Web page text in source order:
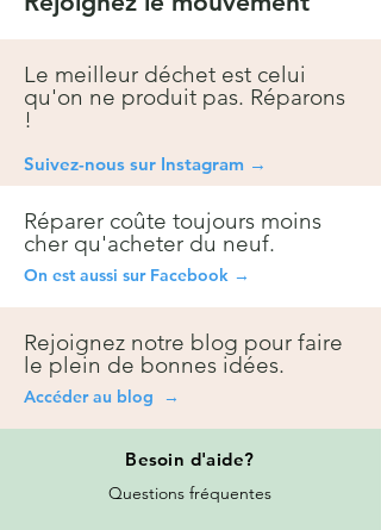
Le meilleur déchet est celui
qu'on ne produit pas. Réparons
!
Suivez-nous sur Instagram →
Réparer coûte toujours moins
cher qu'acheter du neuf.
On est aussi sur Facebook →
Rejoignez notre blog pour faire
le plein de bonnes idées.
Accéder au blog →
Besoin d'aide?
Questions fréquentes